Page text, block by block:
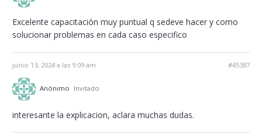
Excelente capacitación muy puntual q sedeve hacer y como
solucionar problemas en cada caso especifico
junio 13, 2024 a las 9:09 am #45387
Anónimo Invitado
interesante la explicacion, aclara muchas dudas.